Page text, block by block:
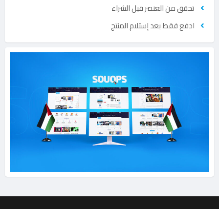
تحقق من العنصر قبل الشراء
ادفع فقط بعد إستلام المنتج